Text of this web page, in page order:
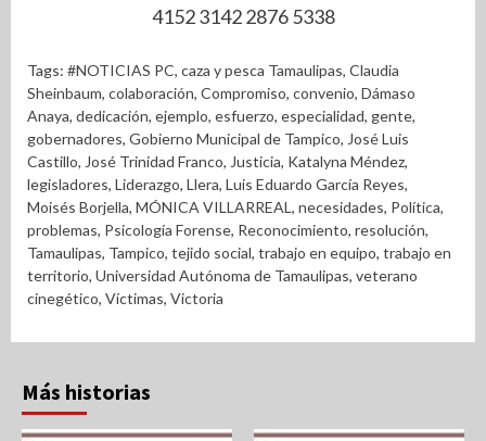
4152 3142 2876 5338
Tags: #NOTICIAS PC, caza y pesca Tamaulipas, Claudia
Sheinbaum, colaboración, Compromiso, convenio, Dámaso
Anaya, dedicación, ejemplo, esfuerzo, especialidad, gente,
gobernadores, Gobierno Municipal de Tampico, José Luis
Castillo, José Trinidad Franco, Justicia, Katalyna Méndez,
legisladores, Liderazgo, Llera, Luis Eduardo García Reyes,
Moisés Borjella, MÓNICA VILLARREAL , necesidades, Política,
problemas, Psicología Forense, Reconocimiento, resolución,
Tamaulipas, Tampico, tejido social, trabajo en equipo, trabajo en
territorio, Universidad Autónoma de Tamaulipas, veterano
cinegético, Víctimas, Victoria
Más historias